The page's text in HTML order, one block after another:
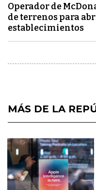
Operador de
de terrenos para
establecimientos
MÁS DE LA